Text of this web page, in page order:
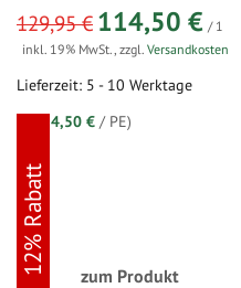
sonderangebot
129,95 € 114,50 € / 1
inkl. 19% MwSt., zzgl. Versandkosten
Lieferzeit: 5 - 10 Werktage
114,50 € / PE)
zum Produkt
12% Rabatt